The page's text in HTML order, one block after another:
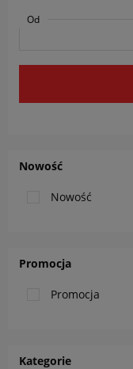
Nowość
Nowość
Promocja
Promocja
Kategorie
Od